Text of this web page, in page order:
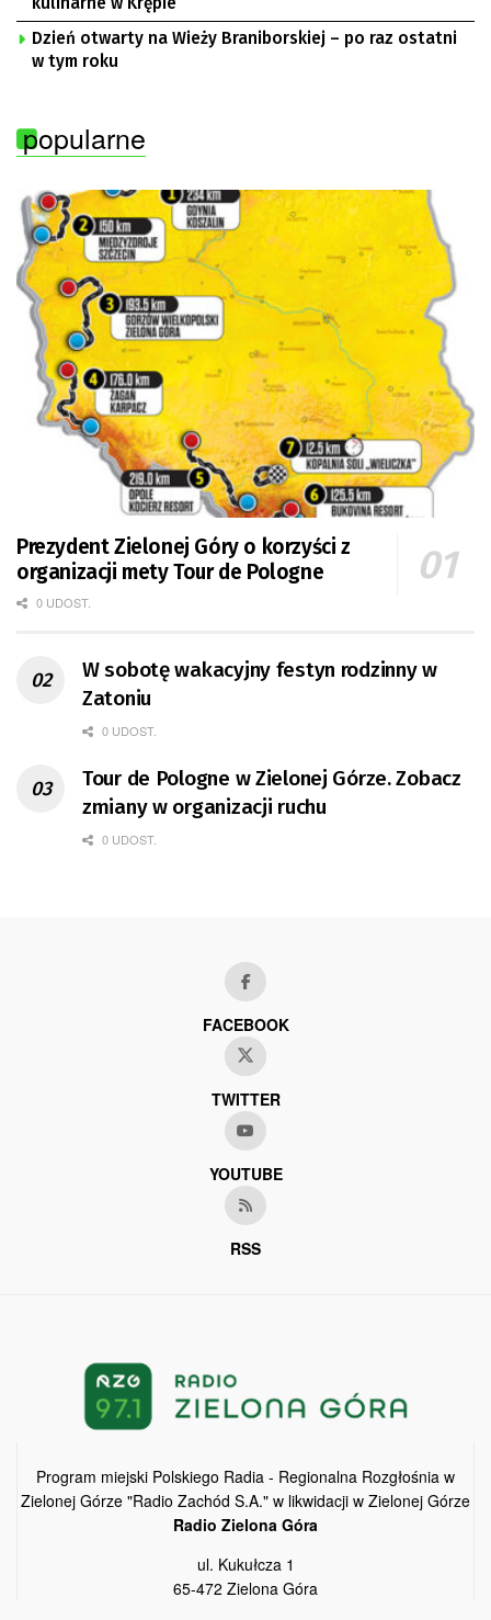
Dzień otwarty na Wieży Braniborskiej – po raz ostatni
w tym roku
popularne
Prezydent Zielonej Góry o korzyści z
organizacji mety Tour de Pologne
0 UDOST.
W sobotę wakacyjny festyn rodzinny w
Zatoniu
0 UDOST.
Tour de Pologne w Zielonej Górze. Zobacz
zmiany w organizacji ruchu
0 UDOST.
FACEBOOK
TWITTER
YOUTUBE
RSS
Program miejski Polskiego Radia - Regionalna Rozgłośnia w
Zielonej Górze "Radio Zachód S.A." w likwidacji w Zielonej Górze
Radio Zielona Góra
ul. Kukułcza 1
65-472 Zielona Góra